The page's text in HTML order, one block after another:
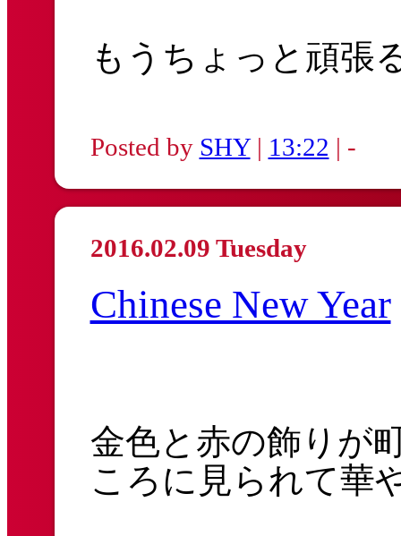
もうちょっと頑張
Posted by SHY| 13:22 | -
2016.02.09 Tuesday
Chinese New Year
金色と赤の飾りが
ころに見られて華